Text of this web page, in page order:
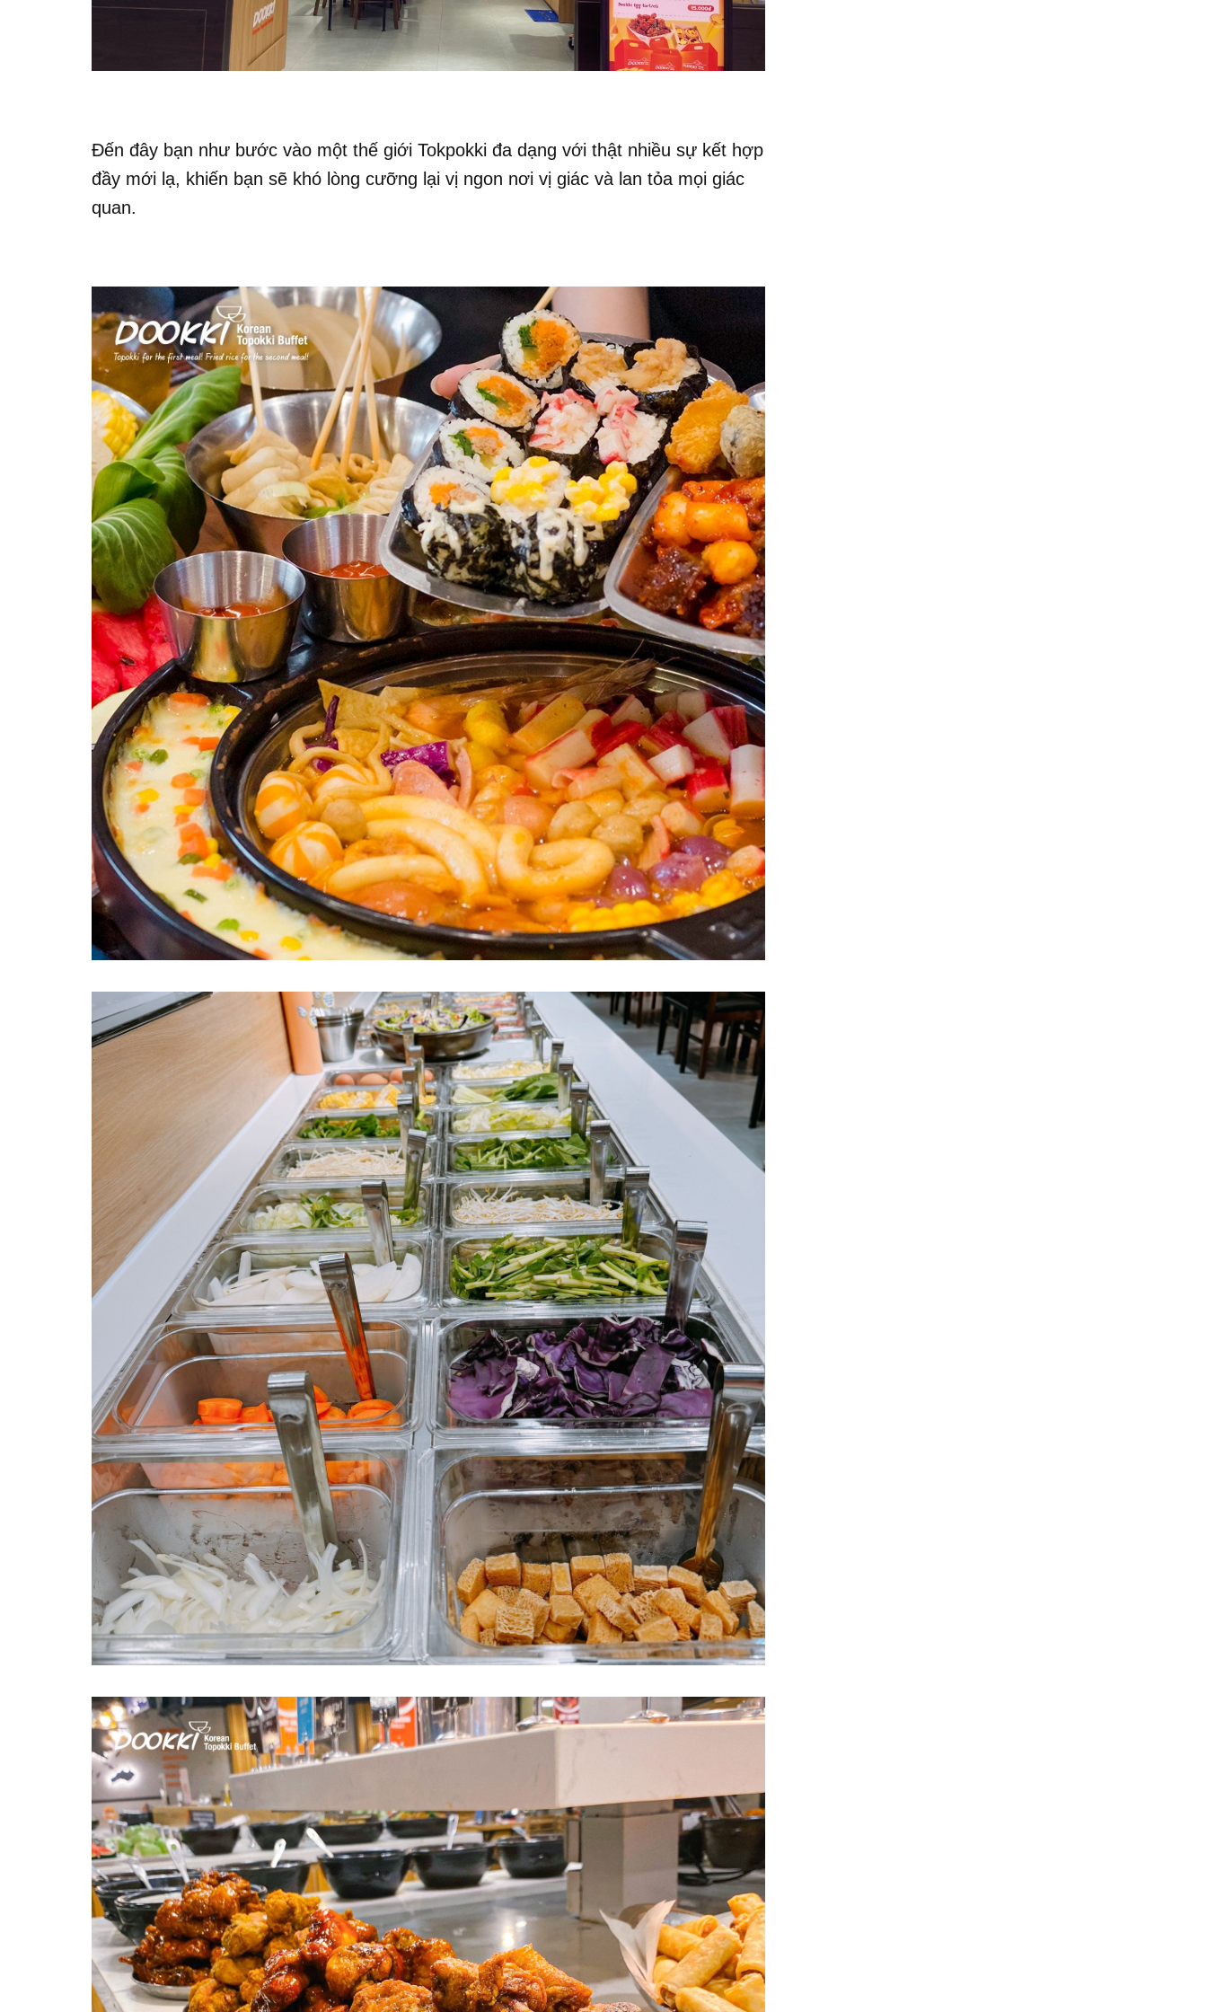
Đến đây bạn như bước vào một thế giới Tokpokki đa dạng với thật nhiều sự kết hợp
đầy mới lạ, khiến bạn sẽ khó lòng cưỡng lại vị ngon nơi vị giác và lan tỏa mọi giác
quan.